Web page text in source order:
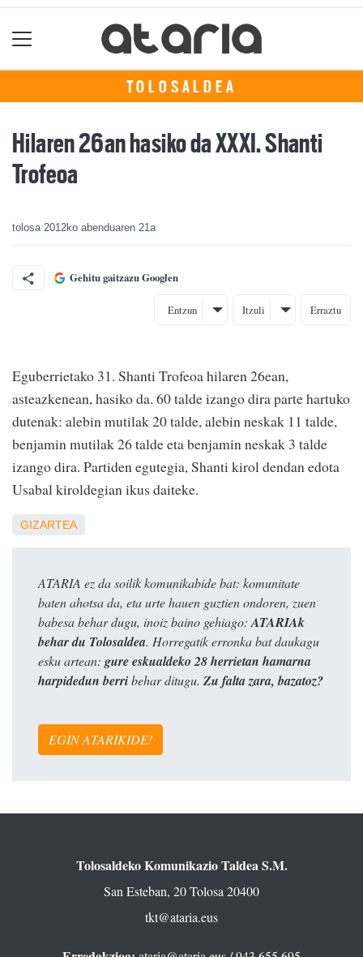
TOLOSALDEA
Hilaren 26an hasiko da XXXI. Shanti
Trofeoa
tolosa 2012ko abenduaren 21a
Gehitu gaitzazu Googlen
Entzun Itzuli Erraztu
Eguberrietako 31. Shanti Trofeoa hilaren 26ean,
asteazkenean, hasiko da. 60 talde izango dira parte hartuko
dutenak: alebin mutilak 20 talde, alebin neskak 11 talde,
benjamin mutilak 26 talde eta benjamin neskak 3 talde
izango dira. Partiden egutegia, Shanti kirol dendan edota
Usabal kiroldegian ikus daiteke.
GIZARTEA
ATARIA ez da soilik komunikabide bat: komunitate
baten ahotsa da, eta urte hauen guztien ondoren, zuen
babesa behar dugu, inoiz baino gehiago: ATARIAk
behar du Tolosaldea. Horregatik erronka bat daukagu
esku artean: gure eskualdeko 28 herrietan hamarna
harpidedun berribehar ditugu. Zu falta zara, bazatoz?
EGIN ATARIKIDE!
Tolosaldeko Komunikazio Taldea S.M.
San Esteban, 20 Tolosa 20400
tkt@ataria.eus